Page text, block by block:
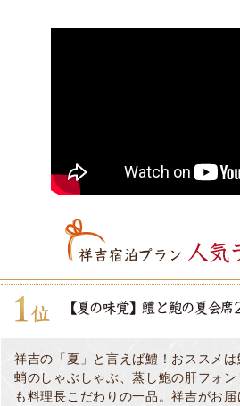
祥吉宿泊プラン 人気
【夏の味覚】鱧と鮑の夏会
祥吉の「夏」と言えば鱧！おススメは
蛸のしゃぶしゃぶ、蒸し鮑の肝フォン
も料理長こだわりの一品。祥吉がお届